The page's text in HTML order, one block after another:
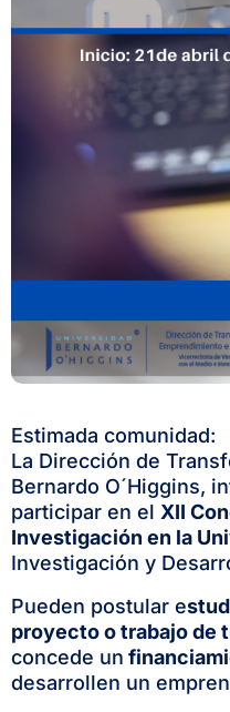
Estimada comunidad:
La Dirección de
Bernardo O´Higgins,
participar en el XII
Investigación en la
Investigación y
Pueden postular e
proyecto o trabajo de
concede un
desarrollen un